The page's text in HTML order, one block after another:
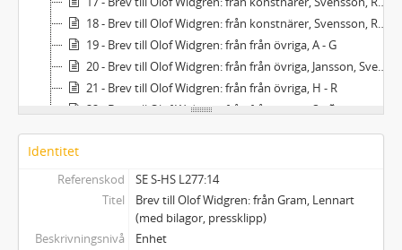
18 - Brev till Olof Widgren: från konstnärer, Svensson, Roland (med pressklipp och tryck).
19 - Brev till Olof Widgren: från från övriga, A - G
20 - Brev till Olof Widgren: från från övriga, Jansson, Sven B F
21 - Brev till Olof Widgren: från från övriga, H - R
22 - Brev till Olof Widgren: från från övriga, S - Ö, samt oidentifierade avsändare
23 - Manuskript: Amedée, Byggmästar Solness, Meteoren
25 - Manuskript: The Magistrate (Polisdomaren)
26 - Manuskript: Boken om Christoffer Columbus
27 - Biographica och handlingar rörande andra personer m.m.
28 - Kontrakt
Identitet
Referenskod
SE S-HS L277:14
Titel
Brev till Olof Widgren: från Gram, Lennart
(med bilagor, pressklipp)
Beskrivningsnivå
Enhet